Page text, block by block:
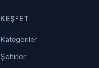
KEŞFET
Kategoriler
Şehirler